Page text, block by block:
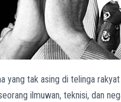
yang tak asing di telinga
ilmuwan, teknisi, dan